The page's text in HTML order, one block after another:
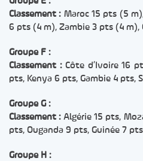
Classement : Maroc 15 pts (5
6 pts (4 m), Zambie 3 pts (4 m),
Groupe F :
Classement :Côte d’Ivoire 16
pts, Kenya 6 pts, Gambie 4 pts,
Groupe G :
Classement : Algérie 15 pts,
pts, Ouganda 9 pts, Guinée 7
Groupe H :